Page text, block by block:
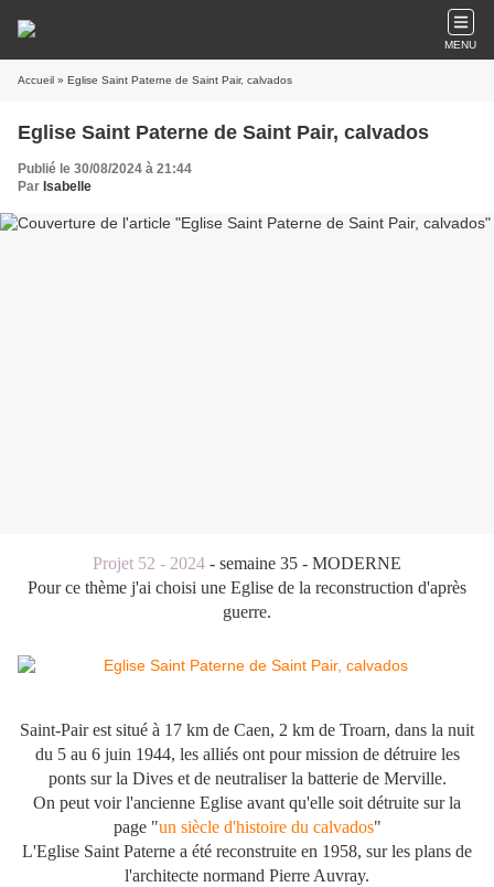
MENU
Accueil » Eglise Saint Paterne de Saint Pair, calvados
Eglise Saint Paterne de Saint Pair, calvados
Publié le 30/08/2024 à 21:44
Par Isabelle
Projet 52 - 2024 - semaine 35 - MODERNE
Pour ce thème j'ai choisi une Eglise de la reconstruction d'après
guerre.
Saint-Pair est situé à 17 km de Caen, 2 km de Troarn, dans la nuit
du 5 au 6 juin 1944, les alliés ont pour mission de détruire les
ponts sur la Dives et de neutraliser la batterie de Merville.
On peut voir l'ancienne Eglise avant qu'elle soit détruite sur la
page "un siècle d'histoire du calvados"
L'Eglise Saint Paterne a été reconstruite en 1958, sur les plans de
l'architecte normand Pierre Auvray.